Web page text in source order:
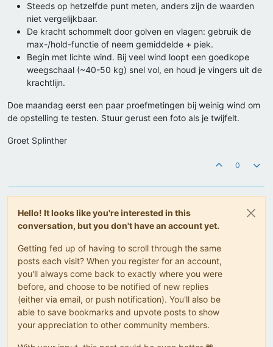
Steeds op hetzelfde punt meten, anders zijn de waarden
niet vergelijkbaar.
De kracht schommelt door golven en vlagen: gebruik de
max-/hold-functie of neem gemiddelde + piek.
Begin met lichte wind. Bij veel wind loopt een goedkope
weegschaal (~40-50 kg) snel vol, en houd je vingers uit de
krachtlijn.
Doe maandag eerst een paar proefmetingen bij weinig wind om
de opstelling te testen. Stuur gerust een foto als je twijfelt.
Groet Splinther
0
Hello! It looks like you're interested in this
conversation, but you don't have an account yet.
Getting fed up of having to scroll through the same
posts each visit? When you register for an account,
you'll always come back to exactly where you were
before, and choose to be notified of new replies
(either via email, or push notification). You'll also be
able to save bookmarks and upvote posts to show
your appreciation to other community members.